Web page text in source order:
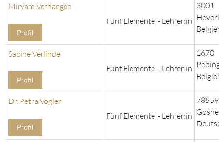
Miryam Verhaegen
Profil
Fünf Elemente - Lehrer:in
3001
Sabine Verlinde
Profil
Fünf Elemente - Lehrer:in
1670
Dr. Petra Vogler
Profil
Fünf Elemente - Lehrer:in
78559